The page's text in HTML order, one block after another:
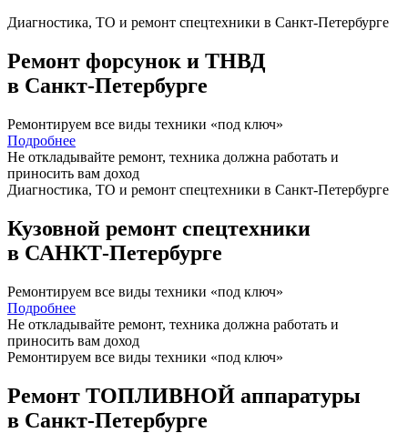
Диагностика, ТО и ремонт спецтехники в Санкт-Петербурге
Ремонт форсунок и ТНВД
в Санкт-Петербурге
Ремонтируем все виды техники «под ключ»
Подробнее
Не откладывайте ремонт, техника должна работать и
приносить вам доход
Диагностика, ТО и ремонт спецтехники в Санкт-Петербурге
Кузовной ремонт спецтехники
в САНКТ-Петербурге
Ремонтируем все виды техники «под ключ»
Подробнее
Не откладывайте ремонт, техника должна работать и
приносить вам доход
Ремонтируем все виды техники «под ключ»
Ремонт ТОПЛИВНОЙ аппаратуры
в Санкт-Петербурге